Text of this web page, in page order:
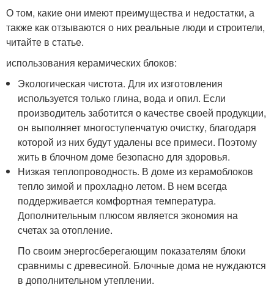
О том, какие они имеют преимущества и недостатки, а
также как отзываются о них реальные люди и строители,
читайте в статье.
использования керамических блоков:
Экологическая чистота. Для их изготовления
используется только глина, вода и опил. Если
производитель заботится о качестве своей продукции,
он выполняет многоступенчатую очистку, благодаря
которой из них будут удалены все примеси. Поэтому
жить в блочном доме безопасно для здоровья.
Низкая теплопроводность. В доме из керамоблоков
тепло зимой и прохладно летом. В нем всегда
поддерживается комфортная температура.
Дополнительным плюсом является экономия на
счетах за отопление.
По своим энергосберегающим показателям блоки
сравнимы с древесиной. Блочные дома не нуждаются
в дополнительном утеплении.